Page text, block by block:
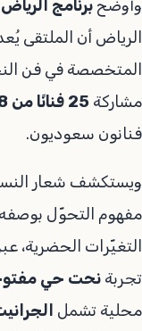
وأوضح برنامج
الرياض أن الملتقى
المتخصصة في فن
مشاركة 25 فنانًا من 18 دولة
فنانون سعوديون.
ويستكشف شعار
مفهوم التحوّل
التغيّرات الحضرية،
تجربة نحت حي
محلية تشمل